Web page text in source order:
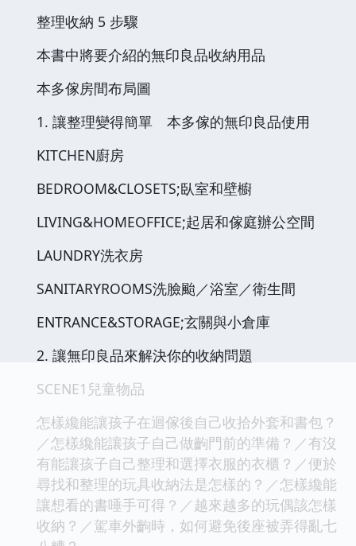
整理收納 5 步驟
本書中將要介紹的無印良品收納用品
本多傢房間布局圖
1. 讓整理變得簡單 本多傢的無印良品使用
KITCHEN廚房
BEDROOM&CLOSETS;臥室和壁櫥
LIVING&HOMEOFFICE;起居和傢庭辦公空間
LAUNDRY洗衣房
SANITARYROOMS洗臉颱／浴室／衛生間
ENTRANCE&STORAGE;玄關與小倉庫
2. 讓無印良品來解決你的收納問題
SCENE1兒童物品
怎樣纔能讓孩子在迴傢後自己收拾外套和書包？
／怎樣纔能讓孩子自己做齣門前的準備？／有沒
有能讓孩子自己整理和選擇衣服的衣櫃？／便於
尋找和整理的玩具收納法是怎樣的？／怎樣纔能
讓想看的書唾手可得？／越來越多的玩偶該怎樣
收納？／駕車外齣時，如何避免後座被弄得亂七